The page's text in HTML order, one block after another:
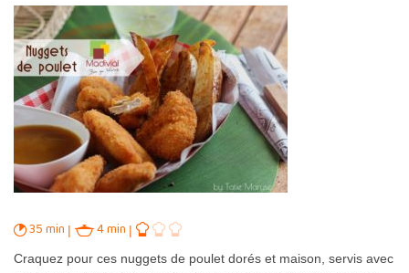
35 min 4 min
Craquez pour ces nuggets de poulet dorés et maison, servis avec